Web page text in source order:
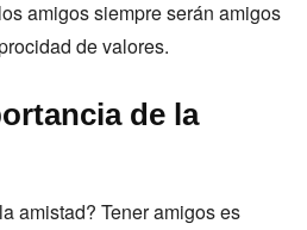
amigos siempre serán amigos
de valores.
de la
amistad? Tener amigos es